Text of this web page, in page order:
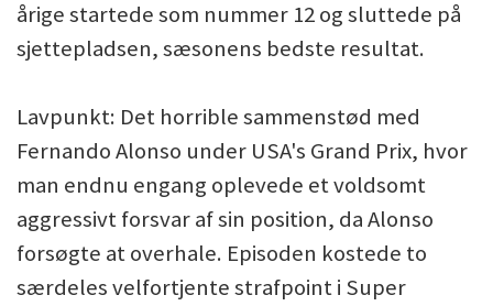
årige startede som nummer 12 og sluttede på
sjettepladsen, sæsonens bedste resultat.
Lavpunkt: Det horrible sammenstød med
Fernando Alonso under USA's Grand Prix, hvor
man endnu engang oplevede et voldsomt
aggressivt forsvar af sin position, da Alonso
forsøgte at overhale. Episoden kostede to
særdeles velfortjente strafpoint i Super